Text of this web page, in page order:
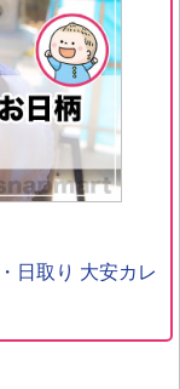
日取り 大安カレ